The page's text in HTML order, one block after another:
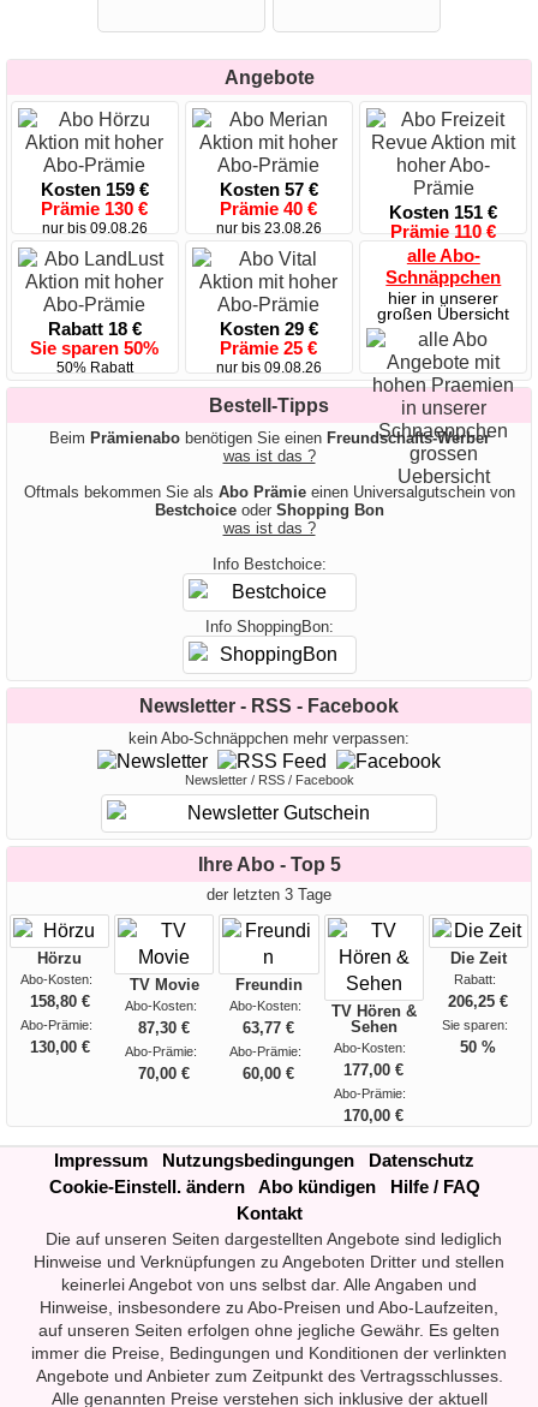
Angebote
Kosten 159 €
Prämie 130 €
nur bis 09.08.26
Kosten 57 €
Prämie 40 €
nur bis 23.08.26
Kosten 151 €
Prämie 110 €
sol. Vorrat reicht
Rabatt 18 €
Sie sparen 50%
50% Rabatt
Kosten 29 €
Prämie 25 €
nur bis 09.08.26
alle Abo-
Schnäppchen
hier in unserer
großen Übersicht
Bestell-Tipps
Beim Prämienabobenötigen Sie einen Freundschafts-Werber
was ist das ?
Oftmals bekommen Sie als Abo Prämieeinen Universalgutschein von
Bestchoiceoder Shopping Bon
was ist das ?
Info Bestchoice:
Info ShoppingBon:
Newsletter - RSS - Facebook
kein Abo-Schnäppchen mehr verpassen:
Newsletter / RSS / Facebook
Ihre Abo - Top 5
der letzten 3 Tage
Hörzu
Abo-Kosten:
158,80 €
Abo-Prämie:
130,00 €
TV Movie
Abo-Kosten:
87,30 €
Abo-Prämie:
70,00 €
Freundin
Abo-Kosten:
63,77 €
Abo-Prämie:
60,00 €
TV Hören &
Sehen
Abo-Kosten:
177,00 €
Abo-Prämie:
170,00 €
Die Zeit
Rabatt:
206,25 €
Sie sparen:
50 %
Impressum Nutzungsbedingungen
Datenschutz
Cookie-Einstell. ändern
Abo kündigen
Hilfe / FAQ
Kontakt
Die auf unseren Seiten dargestellten Angebote sind lediglich
Hinweise und Verknüpfungen zu Angeboten Dritter und stellen
keinerlei Angebot von uns selbst dar. Alle Angaben und
Hinweise, insbesondere zu Abo-Preisen und Abo-Laufzeiten,
auf unseren Seiten erfolgen ohne jegliche Gewähr. Es gelten
immer die Preise, Bedingungen und Konditionen der verlinkten
Angebote und Anbieter zum Zeitpunkt des Vertragsschlusses.
Alle genannten Preise verstehen sich inklusive der aktuell